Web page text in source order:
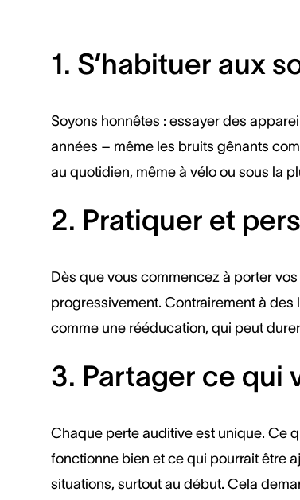
1. S’habituer aux
Soyons honnêtes : essayer des
années – même les bruits gênants
au quotidien, même à vélo ou sous la
2. Pratiquer et
Dès que vous commencez à porter
progressivement. Contrairement à des
comme une rééducation, qui peut
3. Partager ce qui
Chaque perte auditive est unique. Ce
fonctionne bien et ce qui pourrait être
situations, surtout au début. Cela